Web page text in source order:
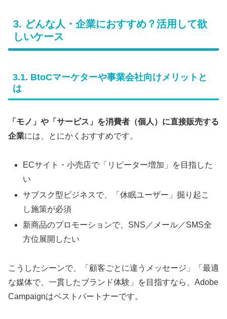
3. どんな人・企業におすすめ？活用して欲
しいケース
3.1. BtoCマーケターや事業会社向けメリットと
は
「モノ」や「サービス」を消費者（個人）に直接販売する
企業には、とにかくおすすめです。
ECサイト・小売店で「リピーター増加」を目指した
い
サブスク型ビジネスで、「休眠ユーザー」掘り起こ
し施策が必須
新商品のプロモーションで、SNS／メール／SMS全
方位展開したい
こうしたシーンで、「顧客ごとに違うメッセージ」「最適
な媒体で、一貫したブランド体験」を目指すなら、Adobe
Campaignはベストパートナーです。